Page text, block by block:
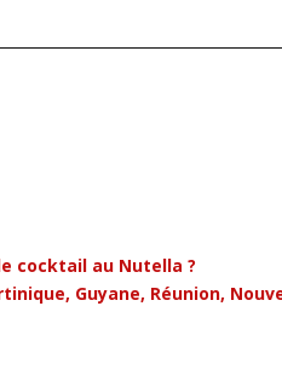
cocktail au Nutella ?
Guyane, Réunion,